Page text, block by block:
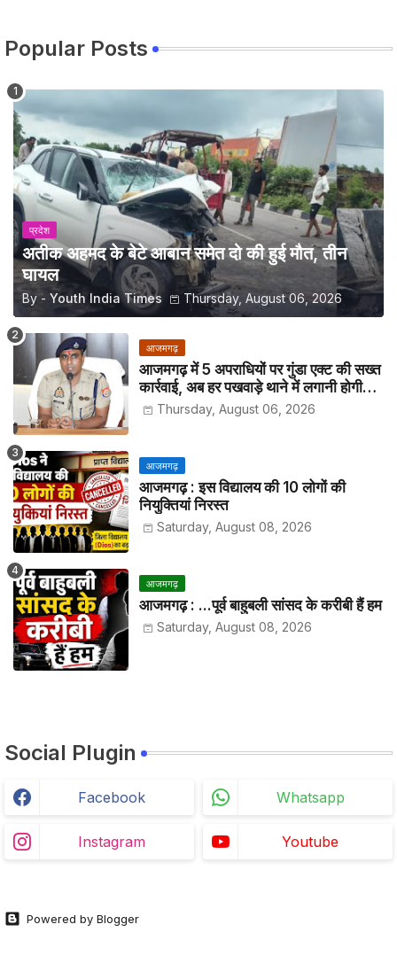
Popular Posts
प्रदेश
अतीक अहमद के बेटे आबान समेत दो की हुई मौत, तीन
घायल
By - Youth India Times Thursday, August 06, 2026
आजमगढ़
आजमगढ़ में 5 अपराधियों पर गुंडा एक्ट की सख्त
कार्रवाई, अब हर पखवाड़े थाने में लगानी होगी
हाजिरीThursday, August 06, 2026
आजमगढ़
आजमगढ़ : इस विद्यालय की 10 लोगों की
नियुक्तियां निरस्त
Saturday, August 08, 2026
आजमगढ़
आजमगढ़ : ...पूर्व बाहुबली सांसद के करीबी हैं हम
Saturday, August 08, 2026
Social Plugin
Facebook Whatsapp
Instagram Youtube
Powered by Blogger